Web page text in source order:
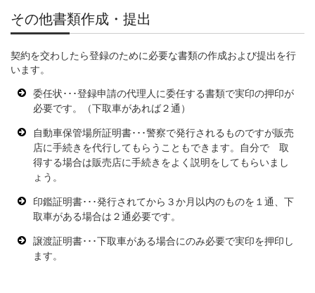
その他書類作成・提出
契約を交わしたら登録のために必要な書類の作成および提出を行
います。
委任状･･･登録申請の代理人に委任する書類で実印の押印が
必要です。（下取車があれば２通）
自動車保管場所証明書･･･警察で発行されるものですが販売
店に手続きを代行してもらうこともできます。自分で 取
得する場合は販売店に手続きをよく説明をしてもらいまし
ょう。
印鑑証明書･･･発行されてから３か月以内のものを１通、下
取車がある場合は２通必要です。
譲渡証明書･･･下取車がある場合にのみ必要で実印を押印し
ます。